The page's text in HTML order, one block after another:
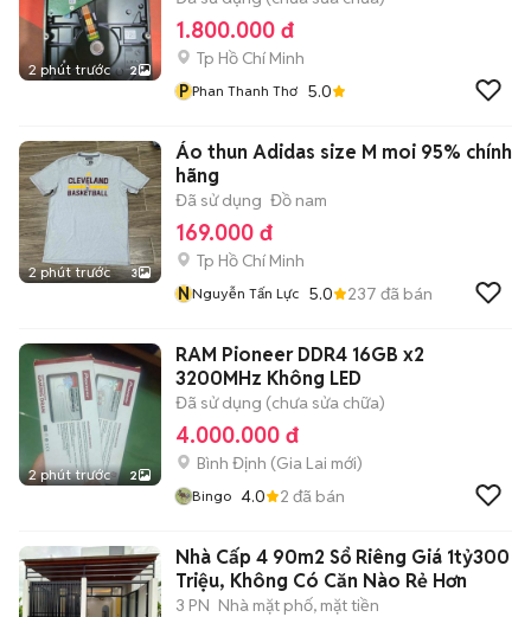
2 phút trước 2
1.800.000 đ
Tp Hồ Chí Minh
P Phan Thanh Thơ 5.0
2 phút trước 3
Áo thun Adidas size M moi 95% chính
hãng
Đã sử dụng Đồ nam
169.000 đ
Tp Hồ Chí Minh
NNguyễn Tấn Lực 5.0 237 đã bán
2 phút trước 2
RAM Pioneer DDR4 16GB x2
3200MHz Không LED
Đã sử dụng (chưa sửa chữa)
4.000.000 đ
Bình Định (Gia Lai mới)
Bingo 4.0 2 đã bán
Nhà Cấp 4 90m2 Sổ Riêng Giá 1tỷ300
Triệu, Không Có Căn Nào Rẻ Hơn
3 PN Nhà mặt phố, mặt tiền